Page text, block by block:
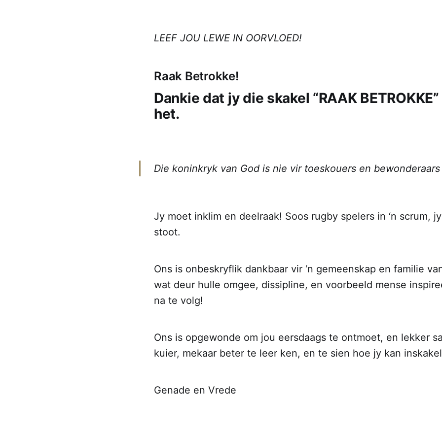
LEEF JOU LEWE IN OORVLOED!
Raak Betrokke!
Dankie dat jy die skakel “RAAK
het. ​
Die koninkryk van God is nie vir toeskouers en
Jy moet inklim en deelraak! Soos rugby spelers in ‘n scrum,
stoot.
Ons is onbeskryflik dankbaar vir ‘n gemeenskap en familie
wat deur hulle omgee, dissipline, en voorbeeld mense
na te volg!
Ons is opgewonde om jou eersdaags te ontmoet, en lekker
kuier, mekaar beter te leer ken, en te sien hoe jy kan
Genade en Vrede